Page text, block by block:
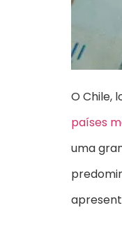
O Chile,
países
uma